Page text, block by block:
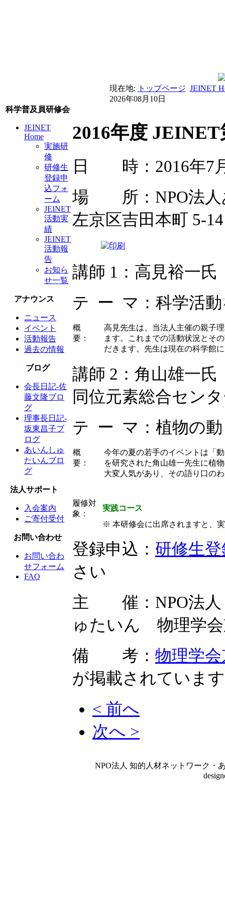
現在地: トップページ JEINET
2026年08月10日
科学普及員研修会
JEINET
Home
実施研
修
研修生
登録申
込フォ
ーム
JEINET
活動実
績
JEINET
活動報
告
お知ら
せ一覧
アナウンス
ニュース
イベント
活動報告
過去の情報
ブログ
会長日記-佐
藤文隆ブロ
グ
理事長日記-
坂東昌子ブ
ログ
あいんしゅ
たいんブロ
グ
法人サポート
入会案内
ご寄付受付
お問い合わせ
お問い合わ
せフォーム
FAQ
2016年度
日 時：2016年7
場 所：NPO法人
左京区吉田本町 5-
講師 1：高見裕一
テ ー マ：科学活
概
要：
高見先生は、当法人主催の親子
ます。これまでの活動状況とそ
だきます。先生は現在の科学館
講師 2：角山雄一氏
同位元素総合セン
テ ー マ：植物の
概
要：
今年の夏の若手のイベントは「
を研究された角山雄一先生に植
大変人気があり、その語り口の
履修対
象：
実践コース
※ 本研修会に出席されますと、
登録申込： 研修生
さい
主 催：NPO法人
ゅたいん 物理学会
備 考： 物理学
が掲載されていま
< 前へ
次へ >
NPO法人 知的人材ネットワーク・